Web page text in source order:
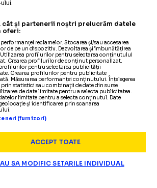
cât și partenerii noștri prelucrăm datele
oferi:
performanței reclamelor. Stocarea și/sau accesarea
de pe un dispozitiv. Dezvoltarea și îmbunătățirea
profilurilor pentru selectarea conținutului
Crearea profilurilor de conținut personalizat.
pentru selectarea publicității
Crearea profilurilor pentru publicitate
Măsurarea performanței conținutului. Înțelegerea
statistici sau combinații de date din surse
de date limitate pentru a selecta publicitatea.
limitate pentru a selecta conținutul. Date
și identificarea prin scanarea
(furnizori)
ACCEPT TOATE
SA MODIFIC SETARILE INDIVIDUAL